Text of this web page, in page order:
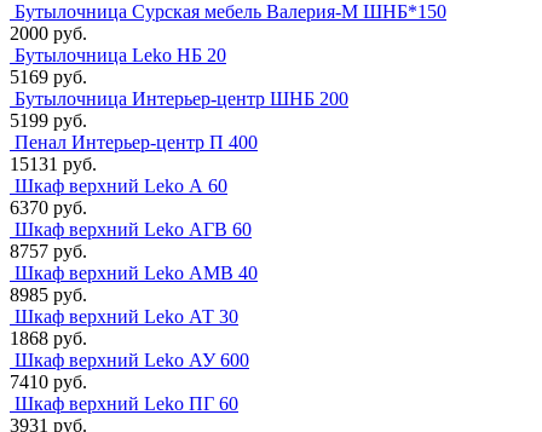
Бутылочница Сурская мебель Валерия-М ШНБ*150
2000 руб.
Бутылочница Leko НБ 20
5169 руб.
Бутылочница Интерьер-центр ШНБ 200
5199 руб.
Пенал Интерьер-центр П 400
15131 руб.
Шкаф верхний Leko А 60
6370 руб.
Шкаф верхний Leko АГВ 60
8757 руб.
Шкаф верхний Leko АМВ 40
8985 руб.
Шкаф верхний Leko АТ 30
1868 руб.
Шкаф верхний Leko АУ 600
7410 руб.
Шкаф верхний Leko ПГ 60
3931 руб.